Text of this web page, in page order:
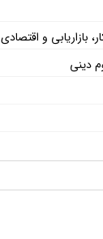
بازاریابی و اقتصادی
دینی